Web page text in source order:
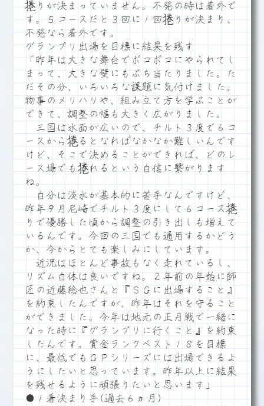
捲りが決まっていません。不発の時は着外で
す。５コースだと３回に１回捲りが決まり、
不発なら着外です。
グランプリ出場を目標に結果を残す
「昨年は大きな舞台でボコボコにやられてし
まって、大きな壁にもぶち当たりました。た
だその分、いろいろな課題に気付けました。
物事のメリハリや、組み立て方を学ぶことが
できて、調整の幅も大きく広がりました。
三国は水面が広いので、チルト３度で６コ
ースから捲るとなればなかなか難しいんです
けど、そこで決めることができれば、どのレ
ース場でも捲れるという自信に繋がります
ね。
自分は淡水が基本的に苦手なんですけど、
昨年９月尼崎でチルト３度にして６コース捲
りで優勝した頃から調整の引き出しも増えて
いるんです。今回の三国でも通用するかどう
か、今からとても楽しみにしています。
近況はほとんど事故もなく走れているし、
リズム自体は良いですね。２年前の年始に師
匠の近藤稔也さんと『ＳＧに出場すること』
を約束したんですが、昨年はそれを守ること
ができました。今年は地元の正月戦で一緒に
なった時に『グランプリに行くこと』を約束
したんです。賞金ランクベスト１８を目標
に、最低でもＧＰシリーズには出場できるよ
うにしたいと思っています。昨年以上に結果
を残せるように頑張りたいと思います」
●１着決まり手(過去６ヵ月)